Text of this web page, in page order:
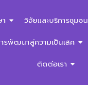
วิจัยและบริการชุมชน
รพัฒนาสู่ความเป็นเลิศ
ติดต่อเรา